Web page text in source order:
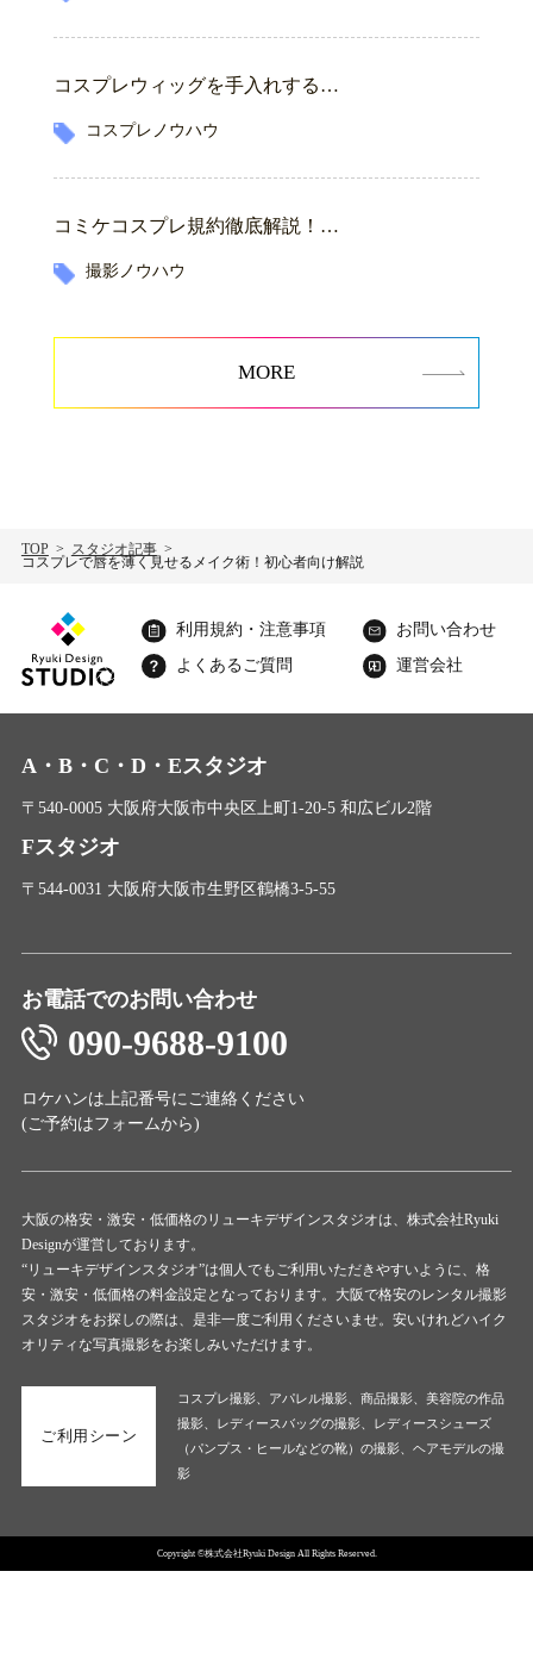
コスプレウィッグを手入れする…
コスプレノウハウ
コミケコスプレ規約徹底解説！…
撮影ノウハウ
MORE
TOP スタジオ記事
コスプレで唇を薄く見せるメイク術！初心者向け解説
利用規約・注意事項
よくあるご質問
お問い合わせ
運営会社
A・B・C・D・Eスタジオ
〒540-0005 大阪府大阪市中央区上町1-20-5 和広ビル2階
Fスタジオ
〒544-0031 大阪府大阪市生野区鶴橋3-5-55
お電話でのお問い合わせ
090-9688-9100
ロケハンは上記番号にご連絡ください
(ご予約はフォームから)
大阪の格安・激安・低価格のリューキデザインスタジオは、株式会社Ryuki
Designが運営しております。
“リューキデザインスタジオ”は個人でもご利用いただきやすいように、格
安・激安・低価格の料金設定となっております。大阪で格安のレンタル撮影
スタジオをお探しの際は、是非一度ご利用くださいませ。安いけれどハイク
オリティな写真撮影をお楽しみいただけます。
ご利用シーン
コスプレ撮影、アパレル撮影、商品撮影、美容院の作品
撮影、レディースバッグの撮影、レディースシューズ
（パンプス・ヒールなどの靴）の撮影、ヘアモデルの撮
影
Copyright ©株式会社Ryuki Design All Rights Reserved.